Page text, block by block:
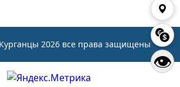
👁
События
2026 все права защищены